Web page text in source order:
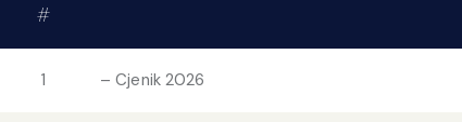
#
1 – Cjenik 2026